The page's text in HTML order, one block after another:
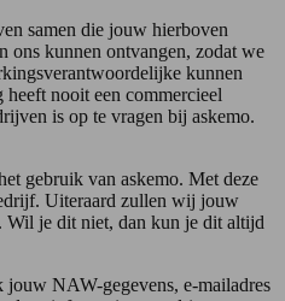
samen die jouw hierboven
ons kunnen ontvangen, zodat we
kunnen
nooit een commercieel
is op te vragen bij askemo.
gebruik van askemo. Met deze
Uiteraard zullen wij jouw
Wil je dit niet, dan kun je dit altijd
NAW-gegevens, e-mailadres